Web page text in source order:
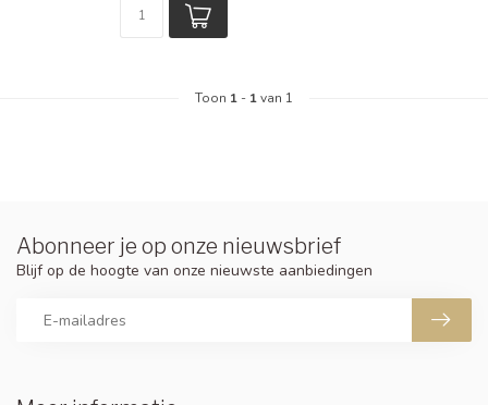
Toon 1 - 1van 1
Abonneer je op onze nieuwsbrief
Blijf op de hoogte van onze nieuwste aanbiedingen